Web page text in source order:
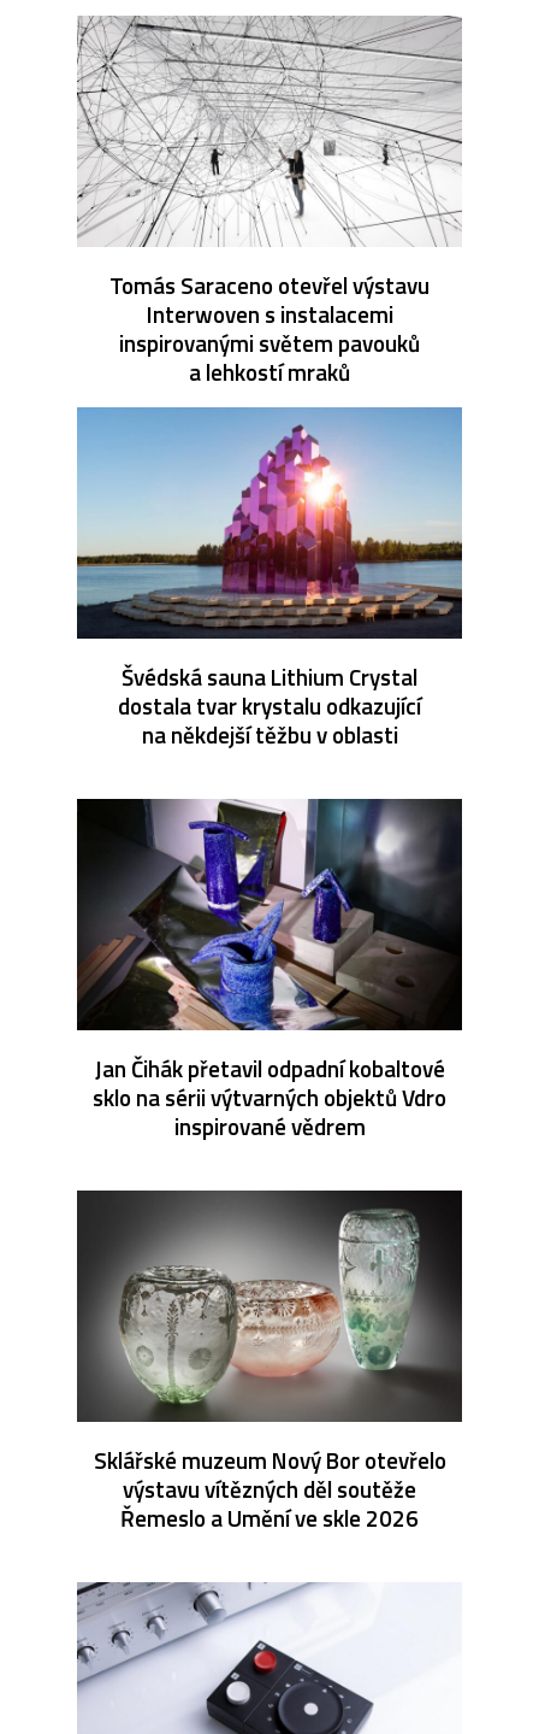
Tomás Saraceno otevřel výstavu
Interwoven s instalacemi
inspirovanými světem pavouků
a lehkostí mraků
Švédská sauna Lithium Crystal
dostala tvar krystalu odkazující
na někdejší těžbu v oblasti
Jan Čihák přetavil odpadní kobaltové
sklo na sérii výtvarných objektů Vdro
inspirované vědrem
Sklářské muzeum Nový Bor otevřelo
výstavu vítězných děl soutěže
Řemeslo a Umění ve skle 2026